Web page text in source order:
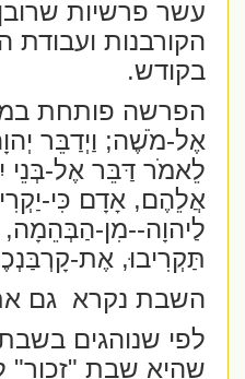
עשר פרשיות שרובן
הקורבנות ועבודת
בקודש.
הפרשה פותחת
אֶל-מֹשֶׁה; וַיְדַבֵּר
לֵאמֹר דַּבֵּר אֶל-בְּנֵי
אֲלֵהֶם, אָדָם כִּי-
לַיהוָה--מִן-הַבְּהֵמָה,
תַּקְרִיבוּ, אֶת-
השבת נקרא
גם
לפי שנוהגים בשבת
שהיא שבת "זכור"